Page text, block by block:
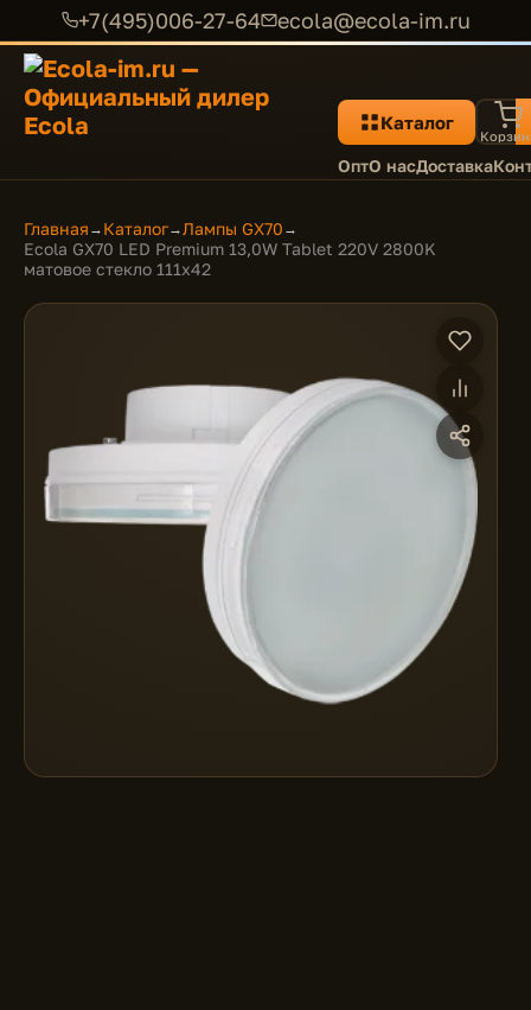
+7(495)006-27-64 ecola@ecola-im.ru
Каталог
ОптО насДоставка
Главная → Каталог→Лампы GX70 →
Ecola GX70 LED Premium 13,0W Tablet 220V 2800K
матовое стекло 111x42